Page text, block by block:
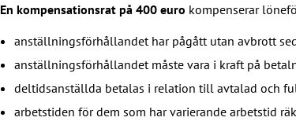
En kompensationsrat på 400 euro kompenserar
anställningsförhållandet har pågått utan avbrott
anställningsförhållandet måste vara i kraft på
deltidsanställda betalas i relation till avtalad och
arbetstiden för dem som har varierande arbetstid